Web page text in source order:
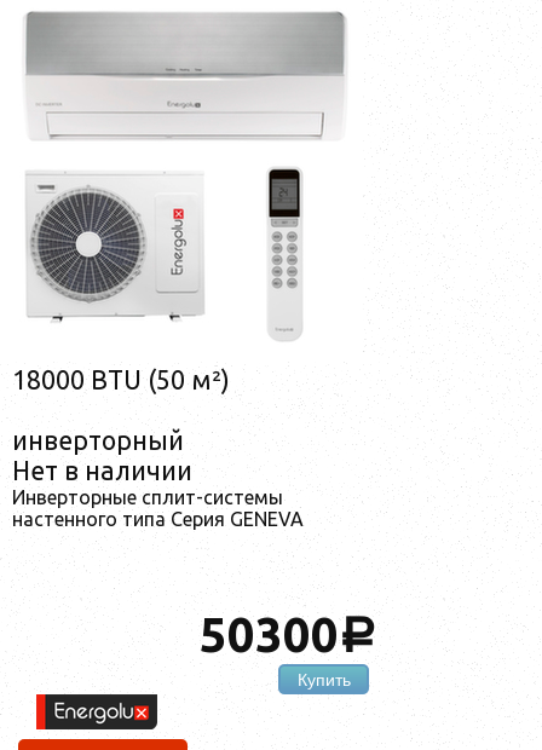
18000 BTU (50 м²)
инверторный
Нет в наличии
Инверторные сплит-системы
настенного типа Серия GENEVA
50300a
Купить